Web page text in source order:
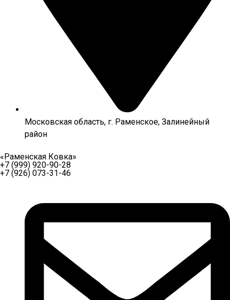
Московская область, г. Раменское, Залинейный
район
«Раменская Ковка»
+7 (999) 920-90-28
+7 (926) 073-31-46